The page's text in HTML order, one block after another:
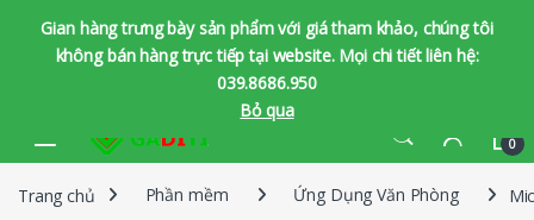
Gian hàng trưng bày sản phẩm với giá tham khảo, chúng tôi
không bán hàng trực tiếp tại website. Mọi chi tiết liên hệ:
039.8686.950
Bỏ qua
0
Trang chủ Phần mềm Ứng Dụng Văn Phòng